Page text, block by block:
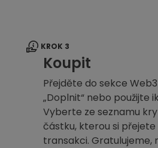
KROK 3
Koupit
Přejděte do sekce
„Doplnit“ nebo použijte
Vyberte ze seznamu
částku, kterou si
transakci. Gratulujeme,